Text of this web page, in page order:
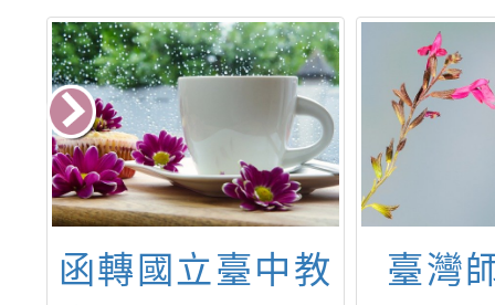
函轉國立臺中教
臺灣